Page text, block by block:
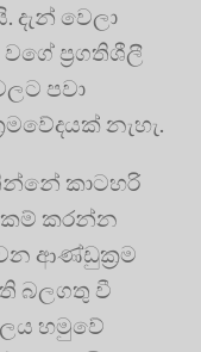
දැන් වෙලා
ප්‍රගතිශීලී
පවා
නැහැ.
කාටහරි
කරන්න
ආණ්ඩුක්‍රම
බලගතු වී
හමුවේ